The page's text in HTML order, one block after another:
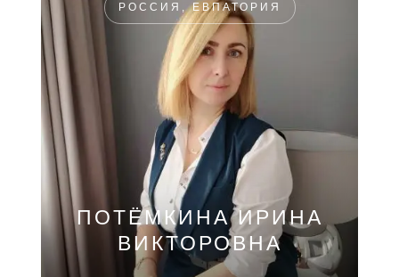
РОССИЯ, ЕВПАТОРИЯ
ПОТЁМКИНА ИРИНА
ВИКТОРОВНА